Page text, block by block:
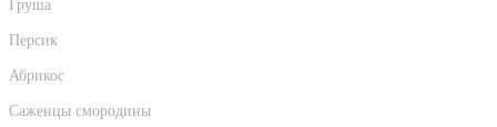
Груша
Персик
Абрикос
Саженцы смородины